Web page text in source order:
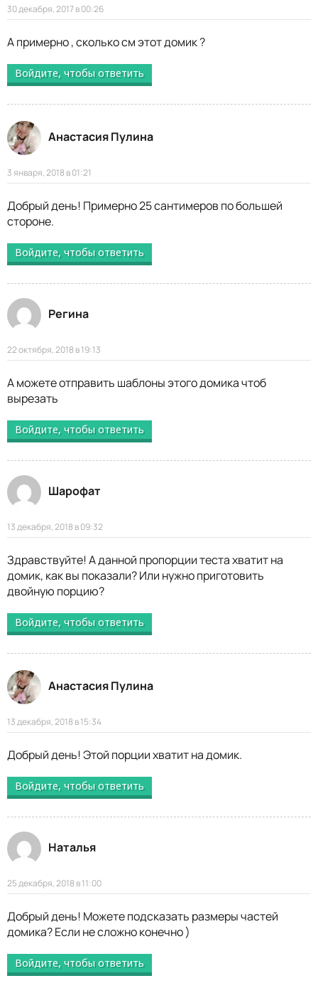
30 декабря, 2017 в 00:26
А примерно , сколько см этот домик ?
Войдите, чтобы ответить
Анастасия Пулина
3 января, 2018 в 01:21
Добрый день! Примерно 25 сантимеров по большей
стороне.
Войдите, чтобы ответить
Регина
22 октября, 2018 в 19:13
А можете отправить шаблоны этого домика чтоб
вырезать
Войдите, чтобы ответить
Шарофат
13 декабря, 2018 в 09:32
Здравствуйте! А данной пропорции теста хватит на
домик, как вы показали? Или нужно приготовить
двойную порцию?
Войдите, чтобы ответить
Анастасия Пулина
13 декабря, 2018 в 15:34
Добрый день! Этой порции хватит на домик.
Войдите, чтобы ответить
Наталья
25 декабря, 2018 в 11:00
Добрый день! Можете подсказать размеры частей
домика? Если не сложно конечно )
Войдите, чтобы ответить